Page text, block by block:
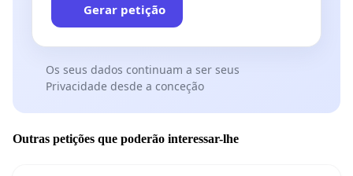
Gerar petição
Os seus dados continuam a ser seus
Privacidade desde a conceção
Outras petições que poderão interessar-lhe